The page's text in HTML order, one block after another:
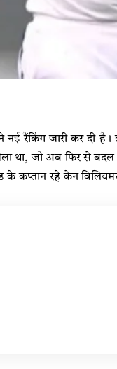
रैंकिंग जारी कर दी
था, जो अब फिर से बदल
के कप्तान रहे केन